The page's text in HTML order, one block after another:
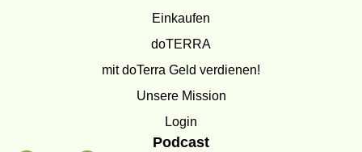
Einkaufen
doTERRA
mit doTerra Geld verdienen!
Unsere Mission
Login
Podcast